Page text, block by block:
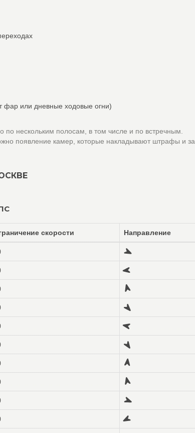
фар или дневные ходовые огни)
нескольким полосам, в том числе и по встречным.
появление камер, которые накладывают штрафы и за
скорости Направление